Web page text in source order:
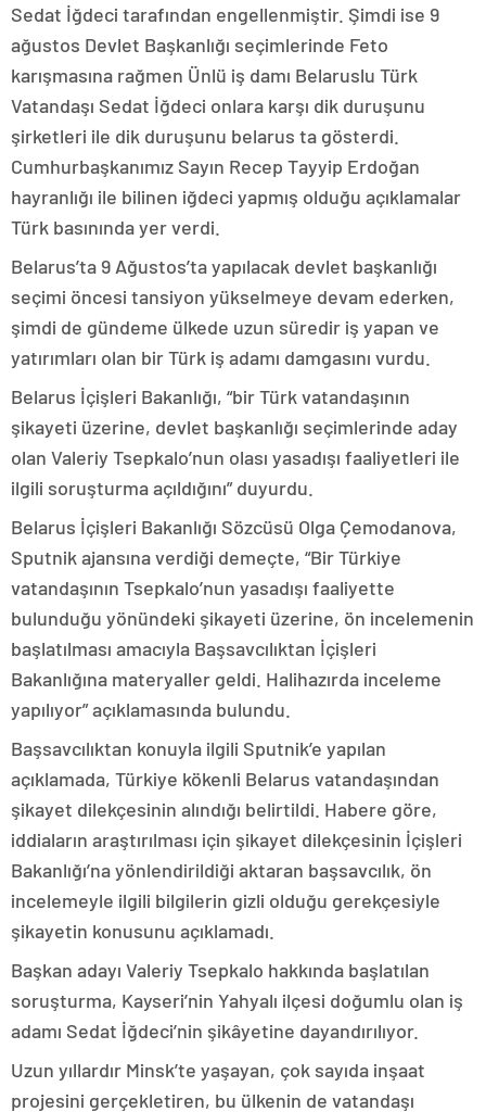
Sedat İğdeci tarafından engellenmiştir. Şimdi ise 9
ağustos Devlet Başkanlığı seçimlerinde Feto
karışmasına rağmen Ünlü iş damı Belaruslu Türk
Vatandaşı Sedat İğdeci onlara karşı dik duruşunu
şirketleri ile dik duruşunu belarus ta gösterdi.
Cumhurbaşkanımız Sayın Recep Tayyip Erdoğan
hayranlığı ile bilinen iğdeci yapmış olduğu açıklamalar
Türk basınında yer verdi.
Belarus’ta 9 Ağustos’ta yapılacak devlet başkanlığı
seçimi öncesi tansiyon yükselmeye devam ederken,
şimdi de gündeme ülkede uzun süredir iş yapan ve
yatırımları olan bir Türk iş adamı damgasını vurdu.
Belarus İçişleri Bakanlığı, “bir Türk vatandaşının
şikayeti üzerine, devlet başkanlığı seçimlerinde aday
olan Valeriy Tsepkalo’nun olası yasadışı faaliyetleri ile
ilgili soruşturma açıldığını” duyurdu.
Belarus İçişleri Bakanlığı Sözcüsü Olga Çemodanova,
Sputnik ajansına verdiği demeçte, “Bir Türkiye
vatandaşının Tsepkalo’nun yasadışı faaliyette
bulunduğu yönündeki şikayeti üzerine, ön incelemenin
başlatılması amacıyla Başsavcılıktan İçişleri
Bakanlığına materyaller geldi. Halihazırda inceleme
yapılıyor” açıklamasında bulundu.
Başsavcılıktan konuyla ilgili Sputnik’e yapılan
açıklamada, Türkiye kökenli Belarus vatandaşından
şikayet dilekçesinin alındığı belirtildi. Habere göre,
iddiaların araştırılması için şikayet dilekçesinin İçişleri
Bakanlığı’na yönlendirildiği aktaran başsavcılık, ön
incelemeyle ilgili bilgilerin gizli olduğu gerekçesiyle
şikayetin konusunu açıklamadı.
Başkan adayı Valeriy Tsepkalo hakkında başlatılan
soruşturma, Kayseri’nin Yahyalı ilçesi doğumlu olan iş
adamı Sedat İğdeci’nin şikâyetine dayandırılıyor.
Uzun yıllardır Minsk’te yaşayan, çok sayıda inşaat
projesini gerçekletiren, bu ülkenin de vatandaşı